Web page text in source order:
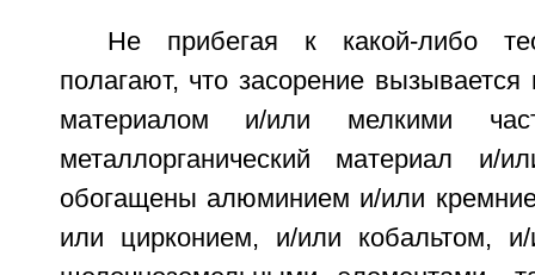
Не прибегая к какой-либо
полагают, что засорение вызывается
материалом и/или мелкими
металлорганический материал и/
обогащены алюминием и/или
или цирконием, и/или кобальтом,